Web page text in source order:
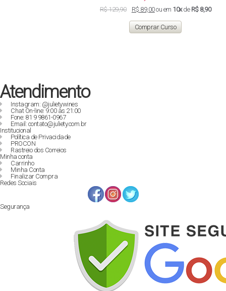
R$129,90
preço
original
era:
R$ 129,90.
R$ 89,00O
preço
atual
é:
R$ 89,00.
ou em 10xde R$ 8,90
Comprar Curso
Atendimento
Instagram: @julietywines
Chat On-line: 9:00 às 21:00
Fone: 81 9 9861-0967
Email: contato@juliety.com.br
Institucional
Política de Privacidade
PROCON
Rastreio dos Correios
Minha conta
Carrinho
Minha Conta
Finalizar Compra
Redes Sociais
Segurança